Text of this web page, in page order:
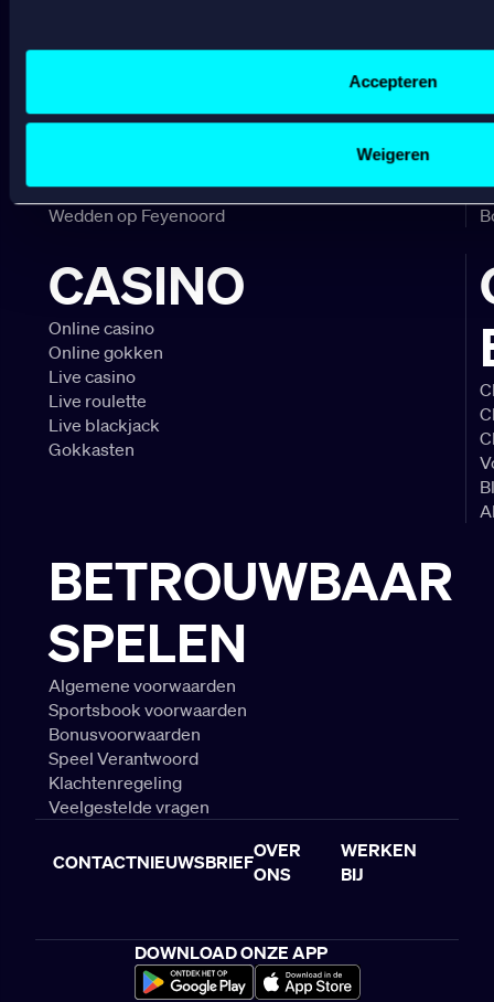
Advertentie- en contentmeting, inzichten in het publiek
Sociale media functionaliteit.
Accepteren
Weigeren
SPORTSBOOK
Wedden op voetbal
Wedden op PSV
Wedden op Feyenoord
CASINO
Online casino
Online gokken
Live casino
Live roulette
Live blackjack
Gokkasten
BETROUWBAAR
SPELEN
Algemene voorwaarden
Sportsbook voorwaarden
Bonusvoorwaarden
Speel Verantwoord
Klachtenregeling
Veelgestelde vragen
CONTACTNIEUWSBRIEF
OVER
ONS
WERKEN
BIJ
DOWNLOAD ONZE APP